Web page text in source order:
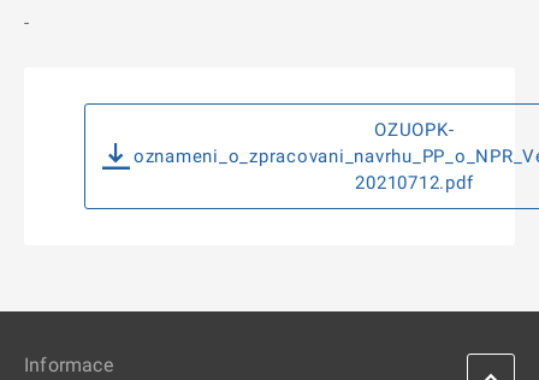
-
OZUOPK-
20210712.pdf
Informace